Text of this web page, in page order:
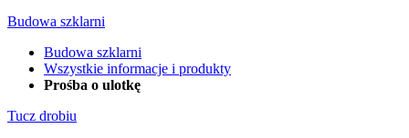
Budowa szklarni
Budowa szklarni
Wszystkie informacje i produkty
Prośba o ulotkę
Tucz drobiu